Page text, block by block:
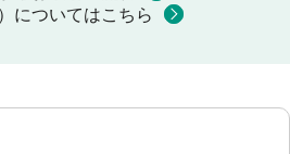
についてはこちら